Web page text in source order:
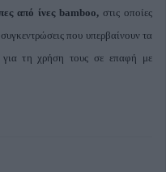
από ίνες bamboo,στις οποίες
που υπερβαίνουν τα
για τη χρήση τους σε επαφή με